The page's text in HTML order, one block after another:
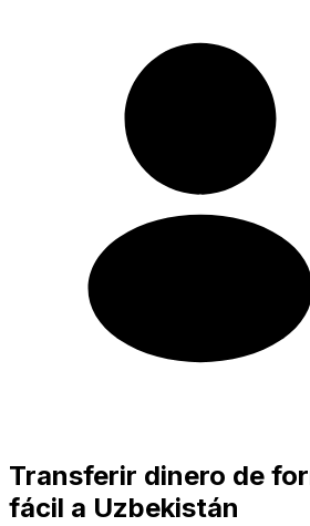
Transferir dinero de
fácil a Uzbekistán